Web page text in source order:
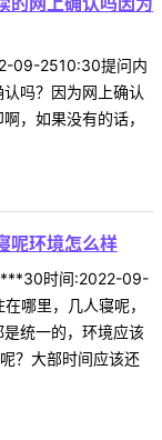
09-2510:30提问内
吗？因为网上确认
，如果没有的话，
呢环境怎么样
时间:2022-09-
哪里，几人寝呢，
统一的，环境应该
？大部时间应该还